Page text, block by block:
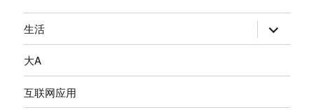
生活
开
大A
互联网应用